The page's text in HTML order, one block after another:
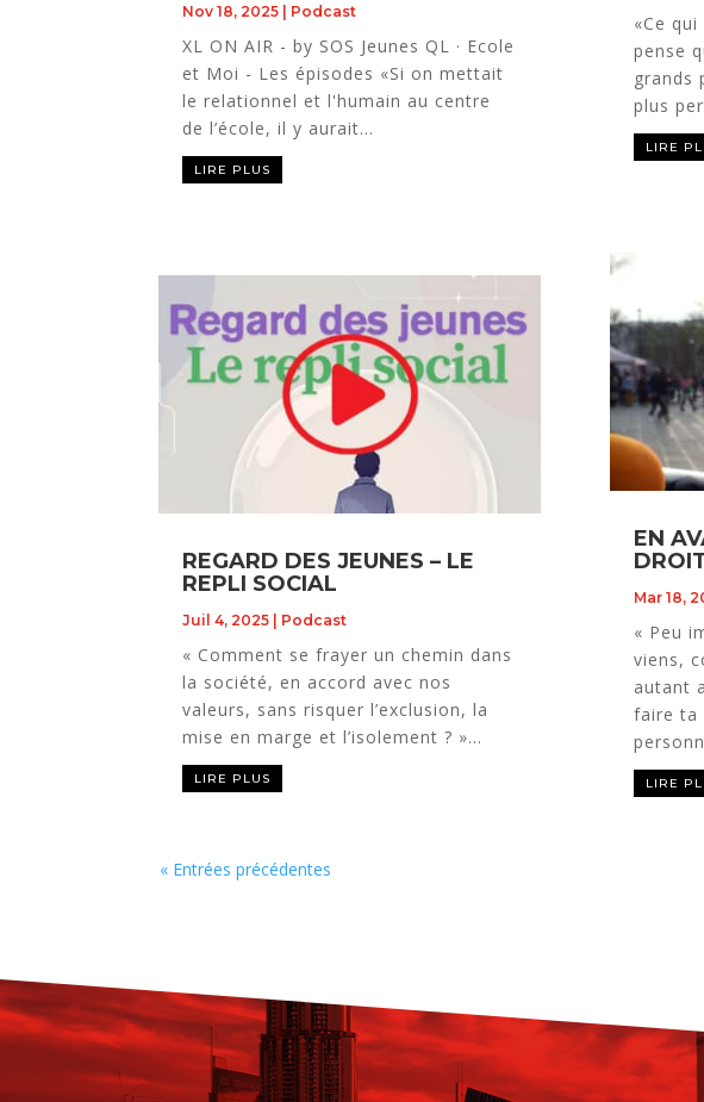
Nov 18, 2025 | Podcast
XL ON AIR - by SOS Jeunes QL · Ecole
et Moi - Les épisodes «Si on mettait
le relationnel et l'humain au centre
de l’école, il y aurait...
LIRE PLUS
REGARD DES JEUNES – LE
REPLI SOCIAL
Juil 4, 2025 Podcast
« Comment se frayer un chemin dans
la société, en accord avec nos
valeurs, sans risquer l’exclusion, la
mise en marge et l’isolement ? »...
LIRE PLUS
«Ce
pense
grands
plus
LIRE
EN
Mar 18,
« Peu
viens,
autant
faire ta
LIRE
« Entrées précédentes